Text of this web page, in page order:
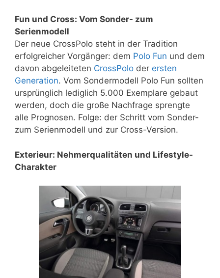
Fun und Cross: Vom Sonder- zum
Serienmodell
Der neue CrossPolo steht in der Tradition
erfolgreicher Vorgänger: dem Polo Fun und dem
davon abgeleiteten CrossPolo der ersten
Generation. Vom Sondermodell Polo Fun sollten
ursprünglich lediglich 5.000 Exemplare gebaut
werden, doch die große Nachfrage sprengte
alle Prognosen. Folge: der Schritt vom Sonder-
zum Serienmodell und zur Cross-Version.
Exterieur: Nehmerqualitäten und Lifestyle-
Charakter